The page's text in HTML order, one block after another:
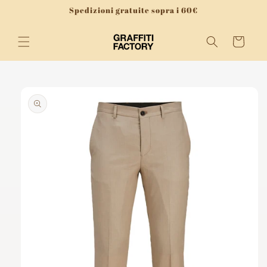
direttamenteSpedizioni gratuite sopra i 60€
Carrello
prodotto